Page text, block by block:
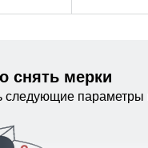
снять мерки